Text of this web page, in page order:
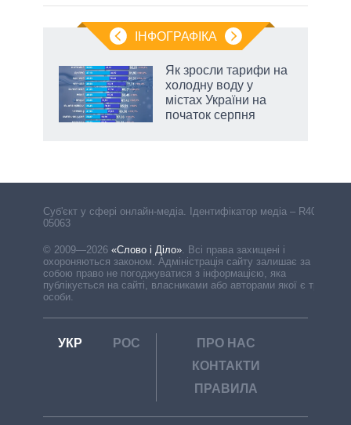
ІНФОГРАФІКА
Як зросли тарифи на
холодну воду у
містах України на
початок серпня
Cуб'єкт у сфері онлайн-медіа. Ідентифікатор медіа – R40-
05063
© 2009—2026 «Слово і Діло»
Всі права захищені і
охороняються законом. Адміністрація сайту залишає за
собою право не погоджуватися з інформацією, яка
публікується на сайті, власниками або авторами якої є треті
особи.
УКР РОС
ПРО НАС
КОНТАКТИ
ПРАВИЛА